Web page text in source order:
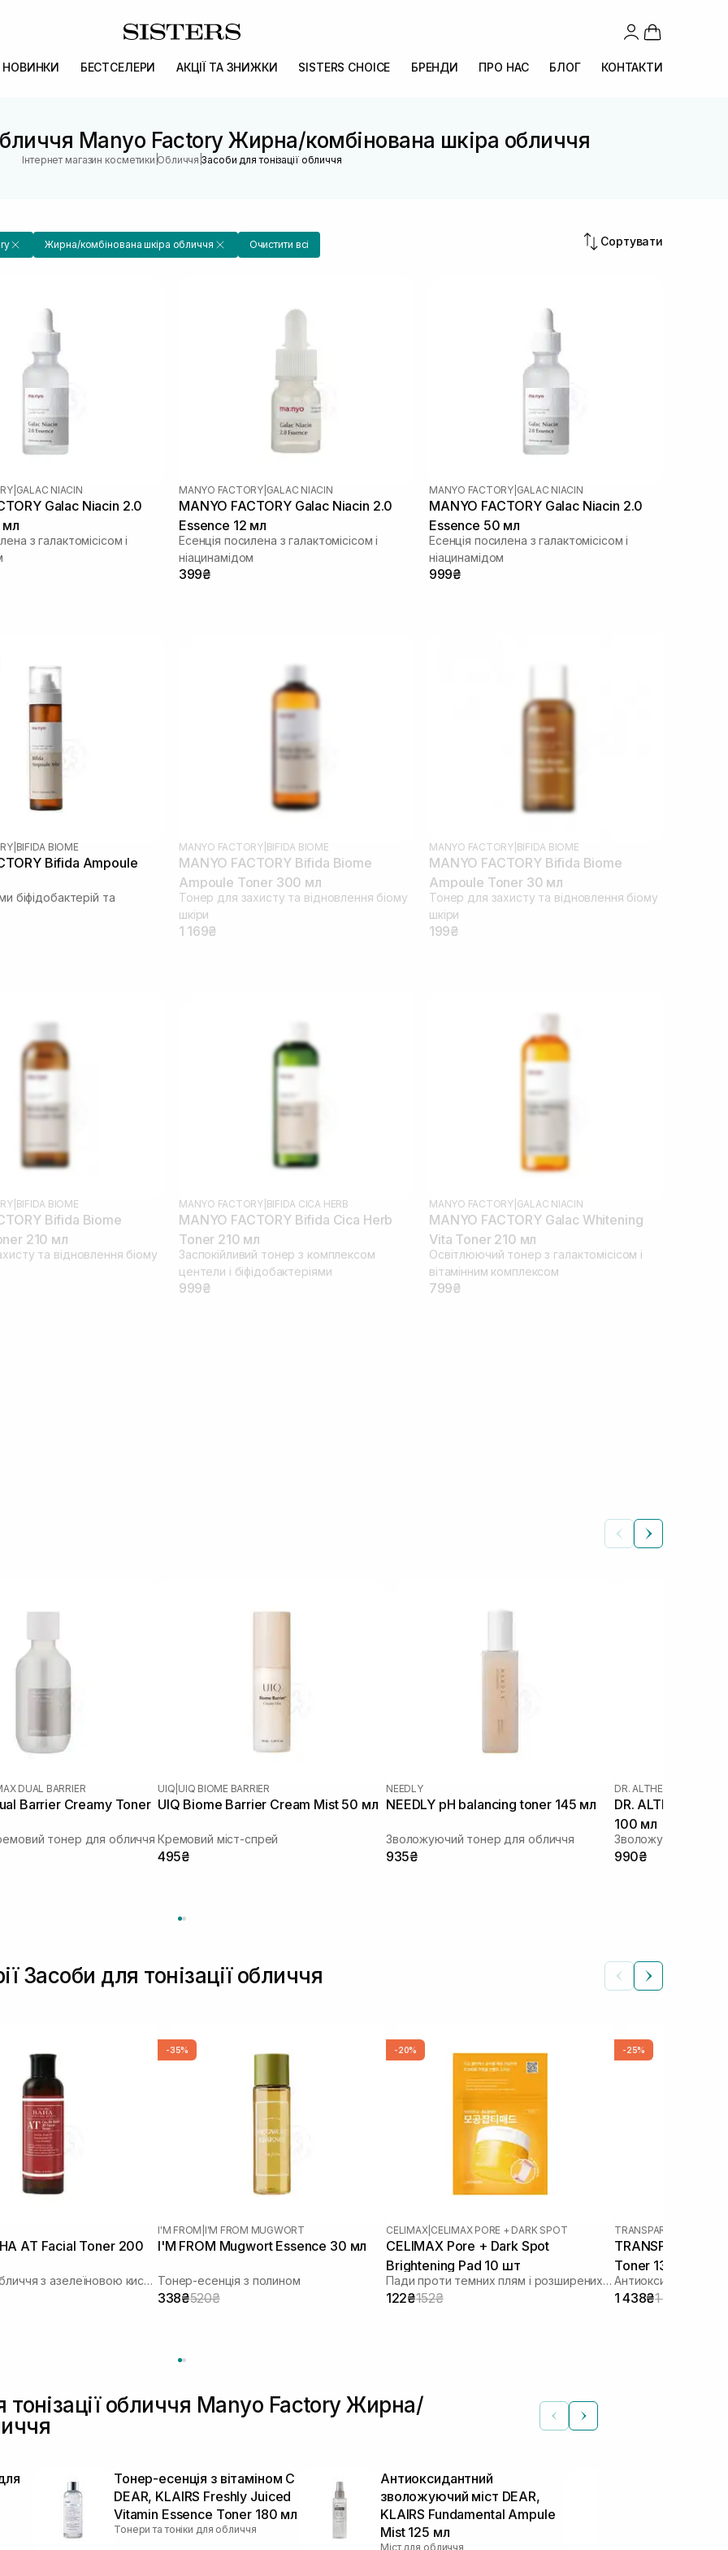
НОВИНКИ БЕСТСЕЛЕРИ АКЦІЇ ТА ЗНИЖКИ SISTERS CHOICE БРЕНДИ ПРО НАС БЛОГ КОНТАКТИ
Manyo Factory Жирна/комбінована шкіра обличчя
Інтернет магазин косметики |Обличчя |Засоби для тонізації обличчя
Жирна/комбінована шкіра обличчя Очистити всі Сортувати
| GALAC NIACIN
Galac Niacin 2.0
мл
з галактомісісом і
MANYO FACTORY| GALAC NIACIN
MANYO FACTORY Galac Niacin 2.0
Essence 12 мл
Есенція посилена з галактомісісом і
ніацинамідом
399₴
MANYO FACTORY| GALAC NIACIN
MANYO FACTORY Galac Niacin 2.0
Essence 50 мл
Есенція посилена з галактомісісом і
ніацинамідом
999₴
| BIFIDA BIOME
Bifida Ampoule
біфідобактерій та
MANYO FACTORY| BIFIDA BIOME
MANYO FACTORY Bifida Biome
Ampoule Toner 300 мл
Тонер для захисту та відновлення біому
шкіри
1 169₴
MANYO FACTORY| BIFIDA BIOME
MANYO FACTORY Bifida Biome
Ampoule Toner 30 мл
Тонер для захисту та відновлення біому
шкіри
199₴
| BIFIDA BIOME
Bifida Biome
210 мл
та відновлення біому
MANYO FACTORY| BIFIDA CICA HERB
MANYO FACTORY Bifida Cica Herb
Toner 210 мл
Заспокійливий тонер з комплексом
центели і біфідобактеріями
999₴
MANYO FACTORY| GALAC NIACIN
MANYO FACTORY Galac Whitening
Vita Toner 210 мл
Освітлюючий тонер з галактомісісом і
вітамінним комплексом
799₴
DUAL BARRIER
Barrier Creamy Toner
тонер для обличчя
UIQ UIQ BIOME BARRIER
UIQ Biome Barrier Cream Mist 50 мл
Кремовий міст-спрей
495₴
NEEDLY
NEEDLY pH balancing toner 145 мл
Зволожуючий тонер для обличчя
935₴
DR. ALTHEA
DR. ALTHEA 345
100 мл
990₴
Засоби для тонізації обличчя
AT Facial Toner 200
Тонер для обличчя з азелеїновою кислотою
-35%
I'M FROM I'M FROM MUGWORT
I'M FROM Mugwort Essence 30 мл
Тонер-есенція з полином
338₴520₴
-20%
CELIMAX CELIMAX PORE + DARK SPOT
CELIMAX Pore + Dark Spot
Brightening Pad 10 шт
Пади проти темних плям і розширених пор
122₴152₴
-25%
TRANSPARENT-LAB
TRANSPARENT-
Toner 130 мл
1 438₴1 917₴
тонізації обличчя Manyo Factory Жирна/
Тонер-есенція з вітаміном C
DEAR, KLAIRS Freshly Juiced
Vitamin Essence Toner 180 мл
Тонери та тоніки для обличчя
Антиоксидантний
зволожуючий міст DEAR,
KLAIRS Fundamental Ampule
Mist 125 мл
Міст для обличчя